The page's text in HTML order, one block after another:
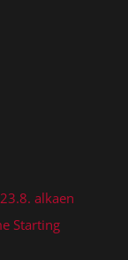
alkaen
Starting